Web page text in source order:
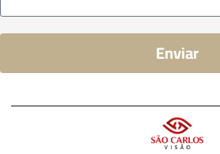
Enviar